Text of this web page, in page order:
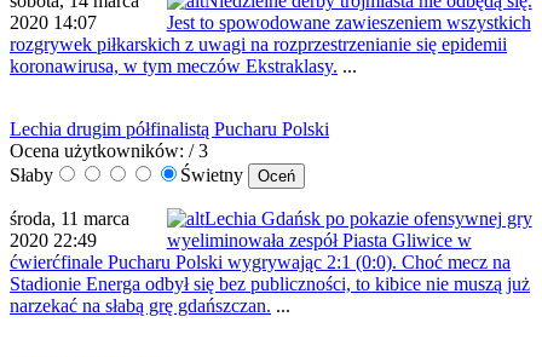
2020 14:07
Jest to spowodowane zawieszeniem wszystkich
rozgrywek piłkarskich z uwagi na rozprzestrzenianie się epidemii
koronawirusa, w tym meczów Ekstraklasy. ...
Lechia drugim półfinalistą Pucharu Polski
Ocena użytkowników: / 3
Słaby
Świetny
środa, 11 marca
2020 22:49
Lechia Gdańsk po pokazie ofensywnej gry
wyeliminowała zespół Piasta Gliwice w
ćwierćfinale Pucharu Polski wygrywając 2:1 (0:0). Choć mecz na
Stadionie Energa odbył się bez publiczności, to kibice nie muszą już
narzekać na słabą grę gdańszczan. ...